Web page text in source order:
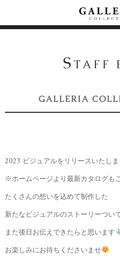
S TAFF
GALLERIA
2023 ビジュアルをリリースいたしま
※ホームページより最新カタログも
たくさんの想いを込めて制作した
新たなビジュアルのストーリーつい
また後日お伝えできたらと思います
お楽しみにお待ちくださいませ